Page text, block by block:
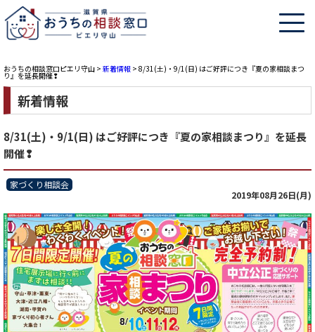
おうちの相談窓口ピエリ守山 > 新着情報 > 8/31(土)・9/1(日) はご好評につき『夏の家相談まつ
り』を延長開催❢
新着情報
8/31(土)・9/1(日) はご好評につき『夏の家相談まつり』を延長
開催❢
家づくり相談会
2019年08月26日(月)